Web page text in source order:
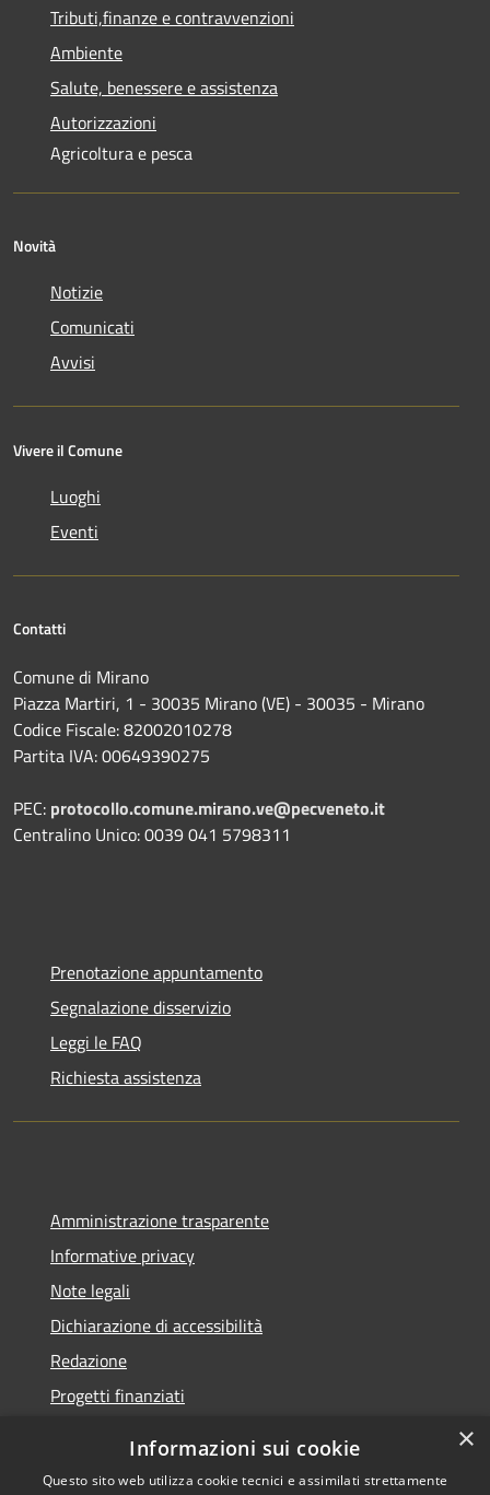
Tributi,finanze e contravvenzioni
Ambiente
Salute, benessere e assistenza
Autorizzazioni
Agricoltura e pesca
Novità
Notizie
Comunicati
Avvisi
Vivere il Comune
Luoghi
Eventi
Contatti
Comune di Mirano
Piazza Martiri, 1 - 30035 Mirano (VE) - 30035 - Mirano
Codice Fiscale: 82002010278
Partita IVA: 00649390275
PEC: protocollo.comune.mirano.ve@pecveneto.it
Centralino Unico: 0039 041 5798311
Prenotazione appuntamento
Segnalazione disservizio
Leggi le FAQ
Richiesta assistenza
Amministrazione trasparente
Informative privacy
Note legali
Dichiarazione di accessibilità
Redazione
Progetti finanziati
×
Informazioni sui cookie
Questo sito web utilizza cookie tecnici e assimilati strettamente